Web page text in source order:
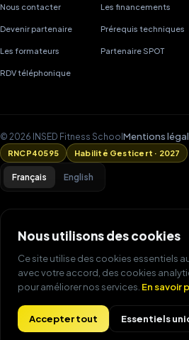
Nous contacter
Devenir partenaire
Les formateurs
RDV téléphonique
Les financements
Prérequis techniques
Partenaire SPOT
© 2026 INSED Fitness SchoolMentions
RNCP40595 Habilité Gesticert · 2027
Français English
Nous utilisons des cookies
Ce site utilise des cookies essentiels
avec votre accord, des cookies
pour améliorer nos services. En savoir
Accepter tout Essentiels
commence aujourd'hui